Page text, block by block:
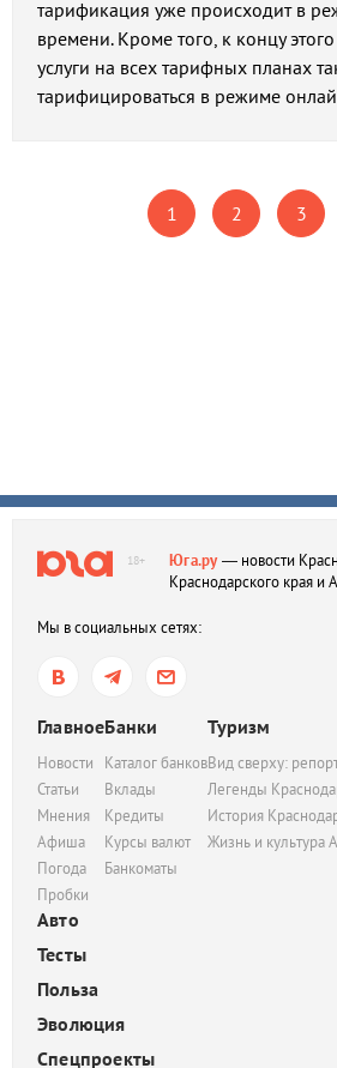
тарификация уже происходит в
времени. Кроме того, к концу
услуги на всех тарифных планах
тарифицироваться в режиме
1 2 3
18+ Юга.ру— новости
Краснодарского края и
Мы в социальных сетях:
Главное
Новости
Статьи
Мнения
Афиша
Погода
Пробки
Банки
Каталог банков
Вклады
Кредиты
Курсы валют
Банкоматы
Туризм
Вид сверху:
Легенды
История
Жизнь и культура
Авто
Тесты
Польза
Эволюция
Спецпроекты